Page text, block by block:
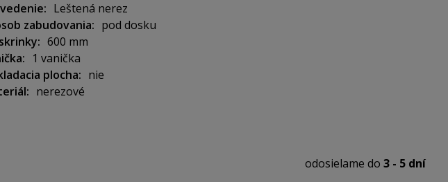
rozmery: 530 x 430 mm
do skrinky: 500 mm
Leštená nerez
zabudovania
pod dosku
600 mm
1 vanička
plocha
nie
nerezové
odosielame do 3 - 5 dní